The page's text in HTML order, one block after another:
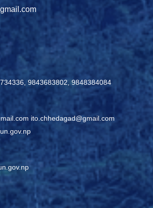
9843683802, 9848384084
ito.chhedagad@gmail.com